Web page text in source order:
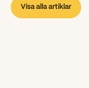
Visa alla artiklar